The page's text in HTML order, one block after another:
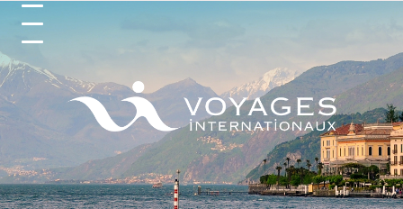
Circuits et Séjours en France,